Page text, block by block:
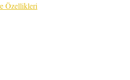
Özellikleri